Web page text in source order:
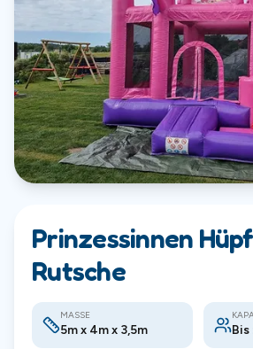
Prinzessinnen
Rutsche
MASSE
5m x 4m x 3,5m Bis